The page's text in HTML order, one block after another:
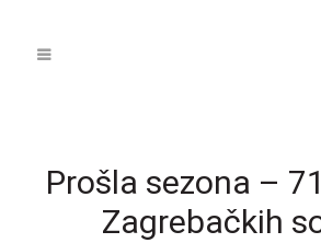
Prošla sezona –
Zagrebačkih